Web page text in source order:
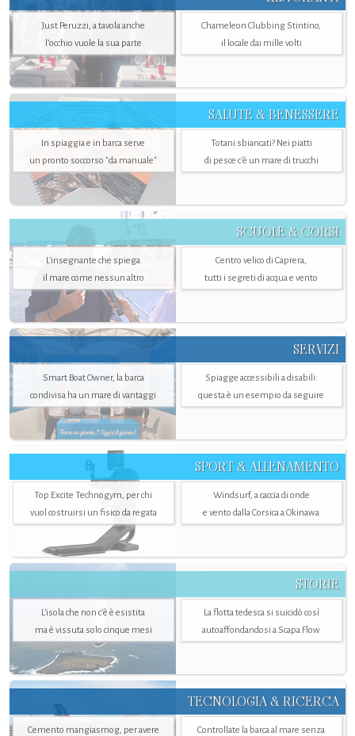
Just Peruzzi, a tavola anche
l’occhio vuole la sua parte
Chameleon Clubbing Stintino,
il locale dai mille volti
SALUTE & BENESSERE
In spiaggia e in barca serve
un pronto soccorso "da manuale"
Totani sbiancati? Nei piatti
di pesce c'è un mare di trucchi
SCUOLE & CORSI
L'insegnante che spiega
il mare come nessun altro
Centro velico di Caprera,
tutti i segreti di acqua e vento
SERVIZI
Smart Boat Owner, la barca
condivisa ha un mare di vantaggi
Spiagge accessibili a disabili:
questa è un esempio da seguire
SPORT & ALLENAMENTO
Top Excite Technogym, per chi
vuol costruirsi un fisico da regata
Windsurf, a caccia di onde
e vento dalla Corsica a Okinawa
STORIE
L’isola che non c'è è esistita
ma è vissuta solo cinque mesi
La flotta tedesca si suicidò così
autoaffondandosi a Scapa Flow
TECNOLOGIA & RICERCA
Cemento mangiasmog, per avere
Controllate la barca al mare senza